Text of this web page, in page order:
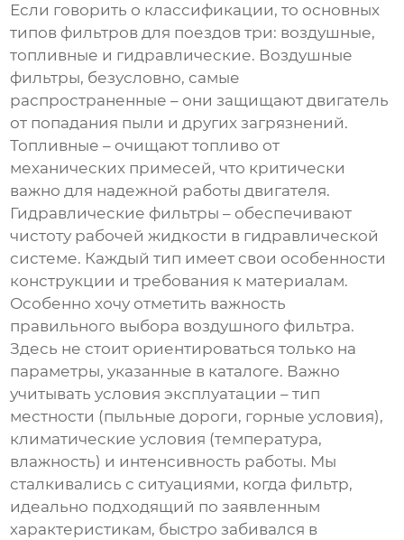
Если говорить о классификации, то основных
типов фильтров для поездов три: воздушные,
топливные и гидравлические. Воздушные
фильтры, безусловно, самые
распространенные – они защищают двигатель
от попадания пыли и других загрязнений.
Топливные – очищают топливо от
механических примесей, что критически
важно для надежной работы двигателя.
Гидравлические фильтры – обеспечивают
чистоту рабочей жидкости в гидравлической
системе. Каждый тип имеет свои особенности
конструкции и требования к материалам.
Особенно хочу отметить важность
правильного выбора воздушного фильтра.
Здесь не стоит ориентироваться только на
параметры, указанные в каталоге. Важно
учитывать условия эксплуатации – тип
местности (пыльные дороги, горные условия),
климатические условия (температура,
влажность) и интенсивность работы. Мы
сталкивались с ситуациями, когда фильтр,
идеально подходящий по заявленным
характеристикам, быстро забивался в